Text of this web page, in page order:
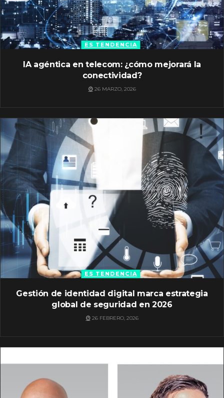
ES TENDENCIA
IA agéntica en telecom: ¿cómo mejorará la
conectividad?
26 MARZO, 2026
ES TENDENCIA
Gestión de identidad digital marca estrategia
global de seguridad en 2026
26 FEBRERO, 2026